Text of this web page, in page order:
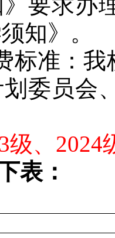
知》。
准：我
委员会
级、
表：